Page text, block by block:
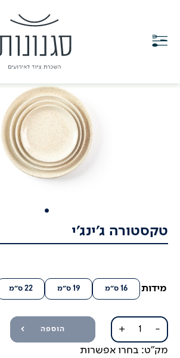
טקסטורה ג'ינג'י
מידות 16 ס"מ 19 ס"מ 22 ס"מ
-
טקסטורה
ג'ינג'י
+ הוספה
מק"ט: בחרו אפשרות